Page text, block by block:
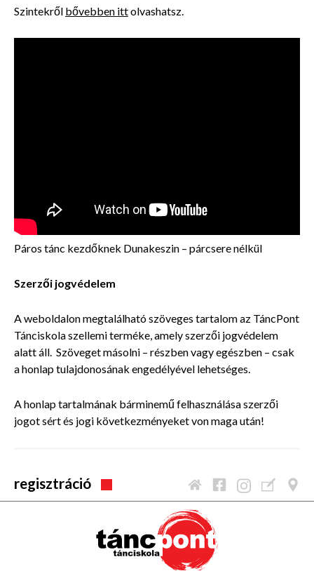
Szintekről bővebben ittolvashatsz.
Páros tánc kezdőknek Dunakeszin – párcsere nélkül
Szerzői jogvédelem
A weboldalon megtalálható szöveges tartalom az TáncPont
Tánciskola szellemi terméke, amely szerzői jogvédelem
alatt áll. Szöveget másolni – részben vagy egészben – csak
a honlap tulajdonosának engedélyével lehetséges.
A honlap tartalmának bárminemű felhasználása szerzői
jogot sért és jogi következményeket von maga után!
regisztráció